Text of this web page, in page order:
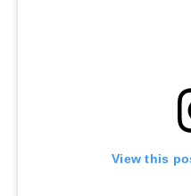
View this